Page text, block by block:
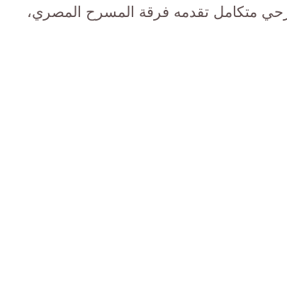
متكامل تقدمه فرقة المسرح المصري،